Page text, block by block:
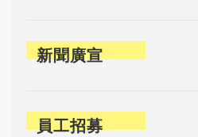
新聞廣宣
員工招募